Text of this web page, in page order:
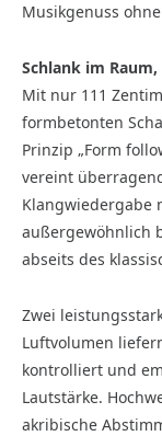
Musikgenuss
Schlank im
Mit nur 111
formbetonten
Prinzip „Form
vereint
Klangwiedergabe
außergewöhnlich
abseits des
Zwei
Luftvolumen
kontrolliert und
Lautstärke.
akribische